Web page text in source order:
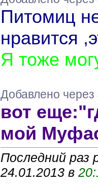
Питомиц
нравится
Я тоже
Добавлено
вот
мой
Последний раз
24.01.2013 в